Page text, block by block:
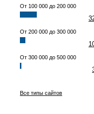
От 100 000 до 200 000
От 200 000 до 300 000
От 300 000 до 500 000
Все типы сайтов